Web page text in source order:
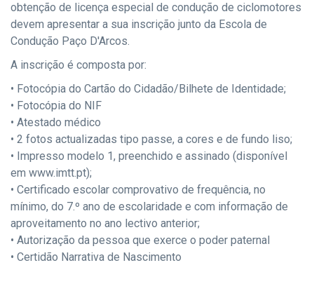
obtenção de licença especial de condução de ciclomotores
devem apresentar a sua inscrição junto da Escola de
Condução Paço D'Arcos.
A inscrição é composta por:
• Fotocópia do Cartão do Cidadão/Bilhete de Identidade;
• Fotocópia do NIF
• Atestado médico
• 2 fotos actualizadas tipo passe, a cores e de fundo liso;
• Impresso modelo 1, preenchido e assinado (disponível
em www.imtt.pt);
• Certificado escolar comprovativo de frequência, no
mínimo, do 7.º ano de escolaridade e com informação de
aproveitamento no ano lectivo anterior;
• Autorização da pessoa que exerce o poder paternal
• Certidão Narrativa de Nascimento